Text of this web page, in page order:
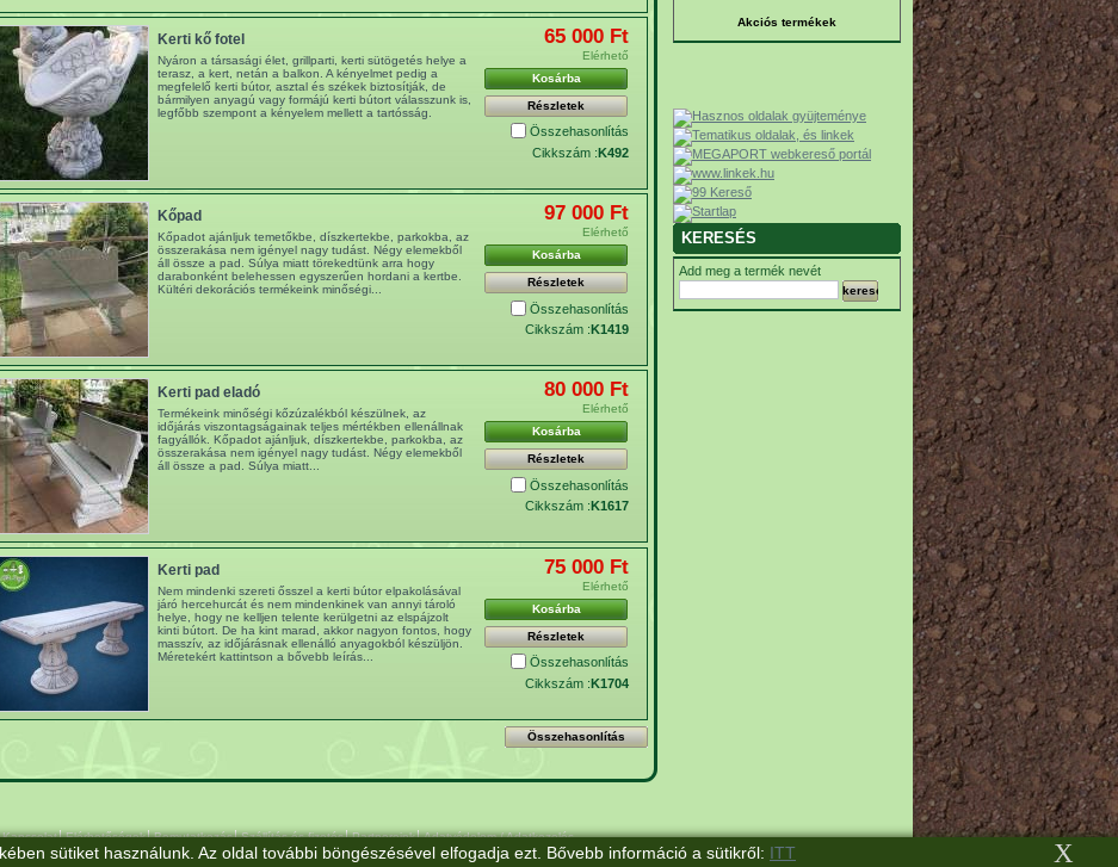
Kerti kő fotel
Nyáron a társasági élet, grillparti, kerti sütögetés helye a
terasz, a kert, netán a balkon. A kényelmet pedig a
megfelelő kerti bútor, asztal és székek biztosítják, de
bármilyen anyagú vagy formájú kerti bútort válasszunk is,
legfőbb szempont a kényelem mellett a tartósság.
65 000 Ft‎
Elérhető
Kosárba
Részletek
Összehasonlítás
Cikkszám :K492
Kőpad
Kőpadot ajánljuk temetőkbe, díszkertekbe, parkokba, az
összerakása nem igényel nagy tudást. Négy elemekből
áll össze a pad. Súlya miatt törekedtünk arra hogy
darabonként belehessen egyszerűen hordani a kertbe.
Kültéri dekorációs termékeink minőségi...
97 000 Ft‎
Elérhető
Kosárba
Részletek
Összehasonlítás
Cikkszám :K1419
Kerti pad eladó
Termékeink minőségi kőzúzalékból készülnek, az
időjárás viszontagságainak teljes mértékben ellenállnak
fagyállók. Kőpadot ajánljuk, díszkertekbe, parkokba, az
összerakása nem igényel nagy tudást. Négy elemekből
áll össze a pad. Súlya miatt...
80 000 Ft‎
Elérhető
Kosárba
Részletek
Összehasonlítás
Cikkszám : K1617
Kerti pad
Nem mindenki szereti ősszel a kerti bútor elpakolásával
járó hercehurcát és nem mindenkinek van annyi tároló
helye, hogy ne kelljen telente kerülgetni az elspájzolt
kinti bútort. De ha kint marad, akkor nagyon fontos, hogy
masszív, az időjárásnak ellenálló anyagokból készüljön.
Méretekért kattintson a bővebb leírás...
75 000 Ft‎
Elérhető
Kosárba
Részletek
Összehasonlítás
Cikkszám :K1704
Akciós termékek
KERESÉS
Add meg a termék nevét
Kapcsolat Elérhetőségek Bemutatkozás Szállítás és fizetés Partnereink Adatvédelem / Adatkezelés
sütiket használunk. Az oldal további böngészésével elfogadja ezt. Bővebb információ a sütikről: ITT